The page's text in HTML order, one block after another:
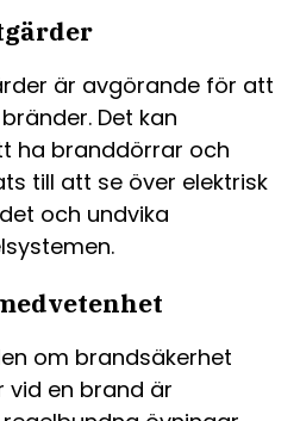
är avgörande för att
Det kan
ha branddörrar och
till att se över elektrisk
och undvika
om brandsäkerhet
vid en brand är